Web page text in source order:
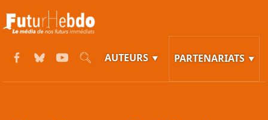
AUTEURS PARTENARIATS